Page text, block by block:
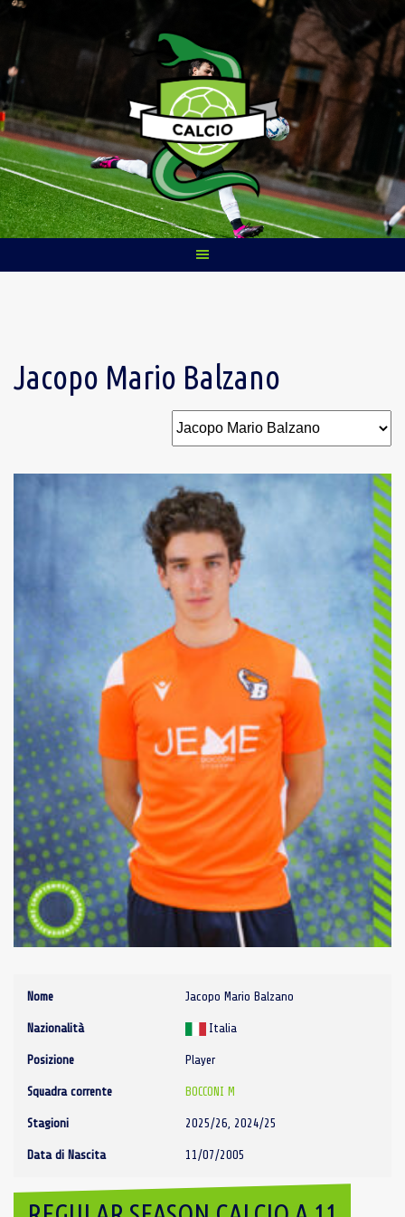
Skip
content
Jacopo Mario Balzano
Nome Jacopo Mario Balzano
Nazionalità Italia
Posizione Player
Squadra corrente BOCCONI M
Stagioni 2025/26, 2024/25
Data di Nascita 11/07/2005